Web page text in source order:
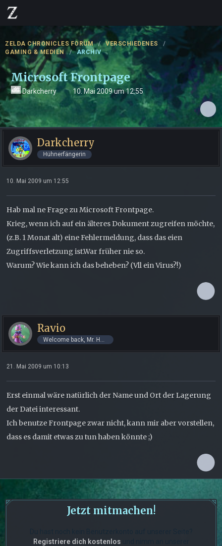
ZELDA CHRONICLES FORUM
VERSCHIEDENES
GAMING & MEDIEN
ARCHIV
Microsoft Frontpage
Darkcherry 10. Mai 2009 um 12:55
Darkcherry
Hühnerfängerin
10. Mai 2009 um 12:55
Hab mal ne Frage zu Microsoft Frontpage.
Krieg, wenn ich auf ein älteres Dokument zugreifen möchte,
(z.B. 1 Monat alt) eine Fehlermeldung, dass das eien
Zugriffsverletzung ist.War früher nie so.
Warum? Wie kann ich das beheben? (Vll ein Virus?!)
Ravio
21. Mai 2009 um 10:13
Erst einmal wäre natürlich der Name und Ort der Lagerung
der Datei interessant.
Ich benutze Frontpage zwar nicht, kann mir aber vorstellen,
dass es damit etwas zu tun haben könnte ;)
Jetzt mitmachen!
Registriere dich kostenlos